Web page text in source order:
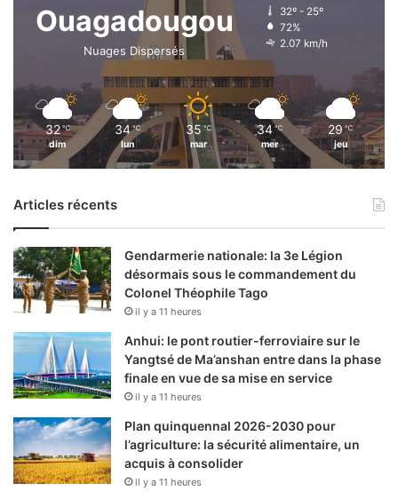
Ouagadougou
Nuages Dispersés
32º - 25º
72%
2.07 km/h
32 ℃
dim
34 ℃
lun
35 ℃
mar
34 ℃
mer
29 ℃
jeu
Articles récents
Gendarmerie nationale: la 3e Légion
désormais sous le commandement du
Colonel Théophile Tago
il y a 11 heures
Anhui: le pont routier-ferroviaire sur le
Yangtsé de Ma’anshan entre dans la phase
finale en vue de sa mise en service
il y a 11 heures
Plan quinquennal 2026-2030 pour
l’agriculture: la sécurité alimentaire, un
acquis à consolider
il y a 11 heures